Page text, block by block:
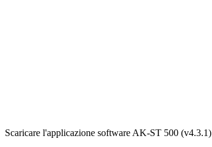
Scaricare l'applicazione software AK-ST 500 (v4.3.1)